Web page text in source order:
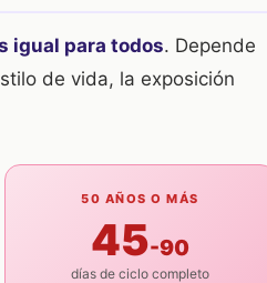
igual para todos. Depende
de vida, la exposición
50 AÑOS O MÁS
45-90
días de ciclo completo